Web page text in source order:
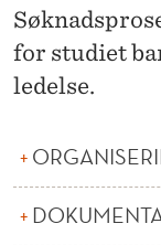
S
K
N
D
M
E
S
T
E
D
E
T
Studier
Forskning
Alumni
for studiet
ledelse.